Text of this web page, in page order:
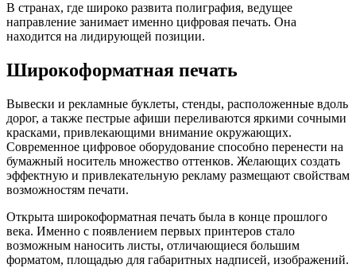
В странах, где широко развита полиграфия, ведущее
направление занимает именно цифровая печать. Она
находится на лидирующей позиции.
Широкоформатная печать
Вывески и рекламные буклеты, стенды, расположенные вдоль
дорог, а также пестрые афиши переливаются яркими сочными
красками, привлекающими внимание окружающих.
Современное цифровое оборудование способно перенести на
бумажный носитель множество оттенков. Желающих создать
эффектную и привлекательную рекламу размещают свойствам
возможностям печати.
Открыта широкоформатная печать была в конце прошлого
века. Именно с появлением первых принтеров стало
возможным наносить листы, отличающиеся большим
форматом, площадью для габаритных надписей, изображений.